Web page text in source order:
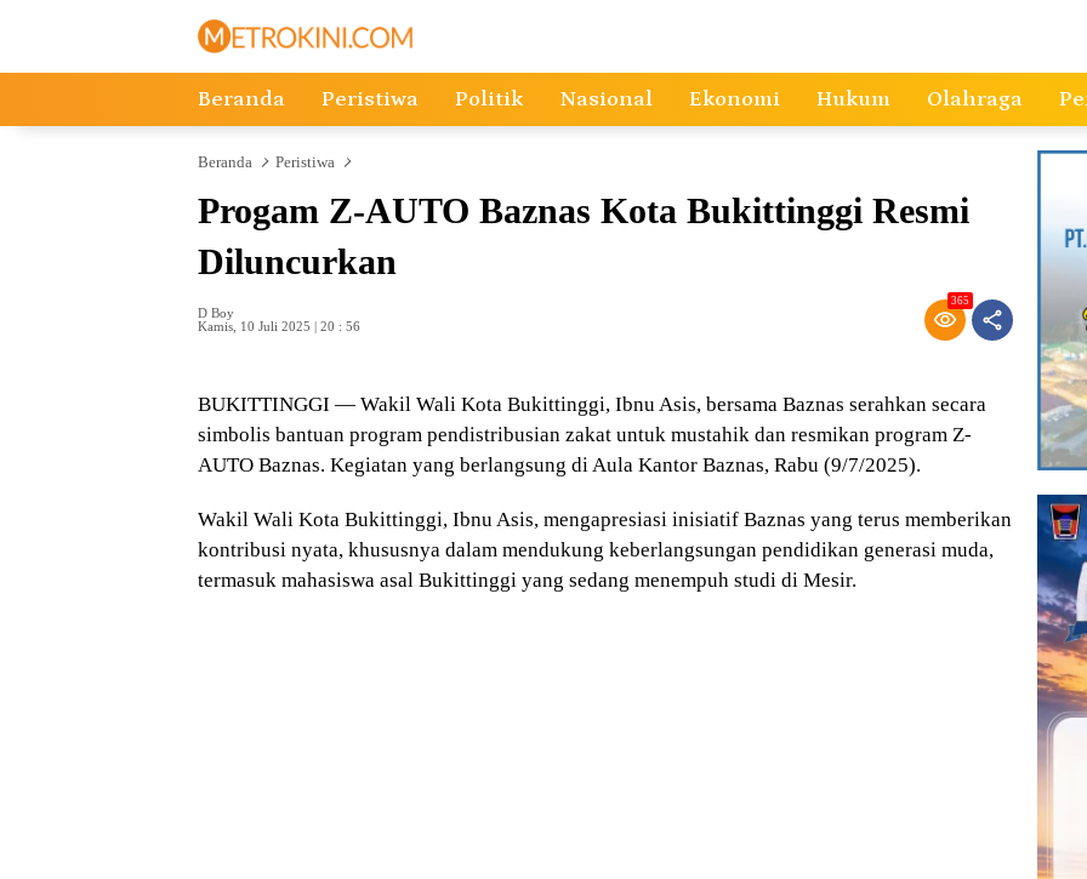
Beranda Peristiwa Politik Nasional Ekonomi Hukum Olahraga
Beranda Peristiwa
Progam Z-AUTO Baznas Kota Bukittinggi Resmi
Diluncurkan
D Boy
Kamis, 10 Juli 2025 | 20 : 56
365
BUKITTINGGI — Wakil Wali Kota Bukittinggi, Ibnu Asis, bersama Baznas serahkan secara
simbolis bantuan program pendistribusian zakat untuk mustahik dan resmikan program Z-
AUTO Baznas. Kegiatan yang berlangsung di Aula Kantor Baznas, Rabu (9/7/2025).
Wakil Wali Kota Bukittinggi, Ibnu Asis, mengapresiasi inisiatif Baznas yang terus memberikan
kontribusi nyata, khususnya dalam mendukung keberlangsungan pendidikan generasi muda,
termasuk mahasiswa asal Bukittinggi yang sedang menempuh studi di Mesir.